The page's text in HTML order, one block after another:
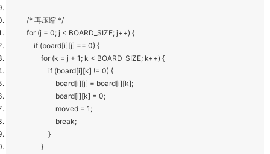
/* 再压缩 */
for (j = 0; j < BOARD_SIZE; j++) {
if (board[i][j] == 0) {
for (k = j + 1; k < BOARD_SIZE; k++) {
if (board[i][k] != 0) {
board[i][j] = board[i][k];
board[i][k] = 0;
moved = 1;
break;
}
}